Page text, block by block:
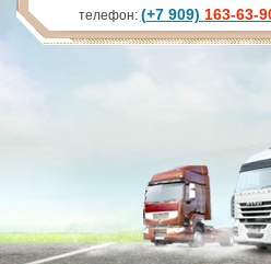
телефон: (+7 909) 163-63-